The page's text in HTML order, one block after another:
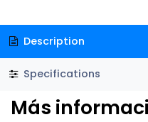
Description
Specifications
Más